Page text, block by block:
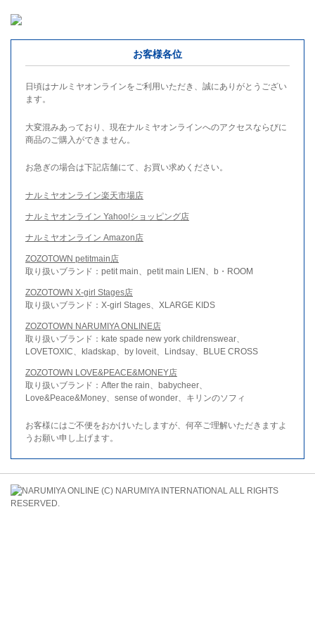
お客様各位
日頃はナルミヤオンラインをご利用いただき、誠にありがとうござい
ます。
大変混みあっており、現在ナルミヤオンラインへのアクセスならびに
商品のご購入ができません。
お急ぎの場合は下記店舗にて、お買い求めください。
ナルミヤオンライン楽天市場店
ナルミヤオンライン Yahoo!ショッピング店
ナルミヤオンライン Amazon店
ZOZOTOWN petitmain店
取り扱いブランド：petit main、petit main LIEN、b・ROOM
ZOZOTOWN X-girl Stages店
取り扱いブランド：X-girl Stages、XLARGE KIDS
ZOZOTOWN NARUMIYA ONLINE店
取り扱いブランド：kate spade new york childrenswear、
LOVETOXIC、kladskap、by loveit、Lindsay、BLUE CROSS
ZOZOTOWN LOVE&PEACE&MONEY店
取り扱いブランド：After the rain、babycheer、
Love&Peace&Money、sense of wonder、キリンのソフィ
お客様にはご不便をおかけいたしますが、何卒ご理解いただきますよ
うお願い申し上げます。